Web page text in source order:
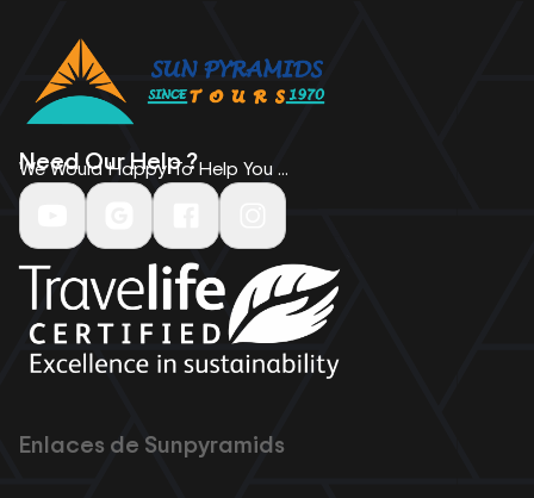
Need Our Help ?
We Would Happy To Help You ...
Enlaces de Sunpyramids